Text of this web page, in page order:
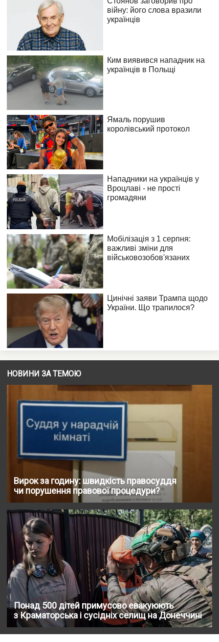
НОВИНИ ЗА ТЕМОЮ
Вирок за годину: швидкість правосуддя
чи порушення правової процедури?
Понад 500 дітей примусово евакуюють
з Краматорська і сусідніх селищ на Донеччині